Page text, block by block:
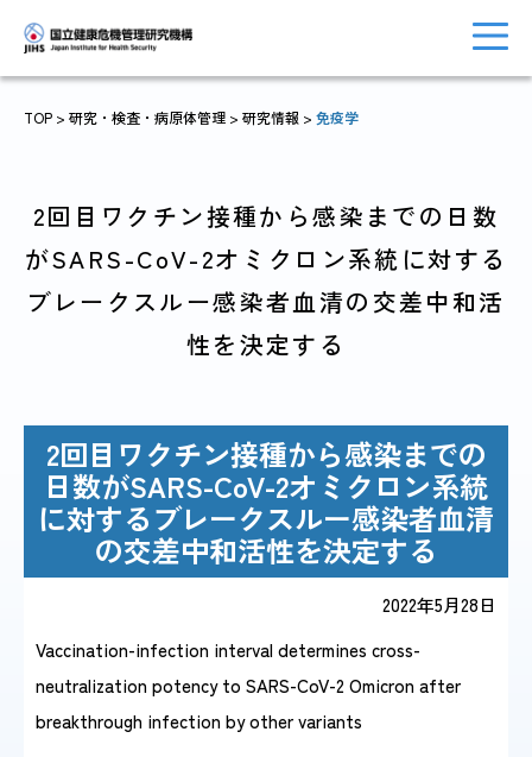
JIHSについて 診療・病院関係
研究関係
国際協力・
人材育成関係
感染症情報・
日本語 / English
TOP > 研究・検査・病原体管理 > 研究情報 > 免疫学
2回目ワクチン接種から感染までの日数
がSARS-CoV-2オミクロン系統に対する
ブレークスルー感染者血清の交差中和活
性を決定する
2回目ワクチン接種から感染までの
日数がSARS-CoV-2オミクロン系統
に対するブレークスルー感染者血清
の交差中和活性を決定する
2022年5月28日
Vaccination-infection interval determines cross-
neutralization potency to SARS-CoV-2 Omicron after
breakthrough infection by other variants